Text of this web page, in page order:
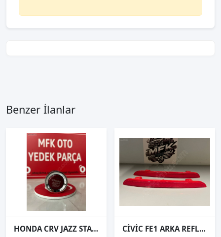
Benzer İlanlar
HONDA CRV JAZZ START STOP BUTONU ORJİNAL CİVİC FE1 ARKA REFLEKTÖR TAKIM ORJİNAL SIFIR 2021-2024